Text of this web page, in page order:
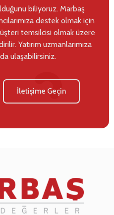
biliyoruz. Marbaş
destek olmak için
temsilcisi olmak üzere
Yatırım uzmanlarımıza
ulaşabilirsiniz.
İletişime Geçin